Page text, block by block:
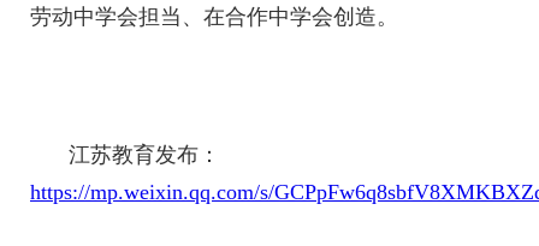
劳动中学会担当、在合作中学会创造。
江苏教育发布：
https://mp.weixin.qq.com/s/